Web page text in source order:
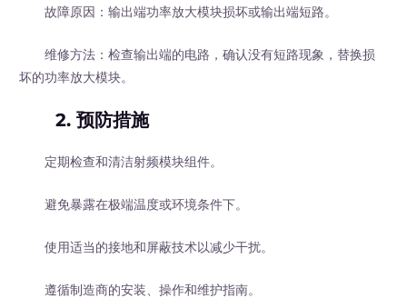
故障原因：输出端功率放大模块损坏或输出端短路。
维修方法：检查输出端的电路，确认没有短路现象，替换损
坏的功率放大模块。
2. 预防措施
定期检查和清洁射频模块组件。
避免暴露在极端温度或环境条件下。
使用适当的接地和屏蔽技术以减少干扰。
遵循制造商的安装、操作和维护指南。